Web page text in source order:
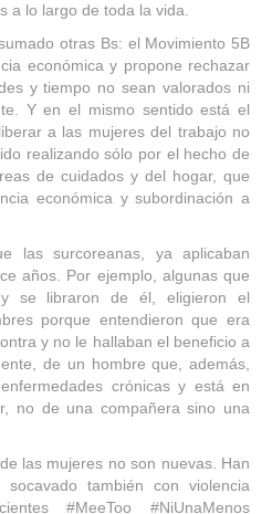
a lo largo de toda la vida.
otras Bs: el Movimiento 5B
económica y propone rechazar
y tiempo no sean valorados ni
Y en el mismo sentido está el
a las mujeres del trabajo no
realizando sólo por el hecho de
de cuidados y del hogar, que
económica y subordinación a
las surcoreanas, ya aplicaban
años. Por ejemplo, algunas que
y se libraron de él, eligieron el
porque entendieron que era
y no le hallaban el beneficio a
de un hombre que, además,
crónicas y está en
no de una compañera sino una
las mujeres no son nuevas. Han
también con violencia
#MeeToo #NiUnaMenos